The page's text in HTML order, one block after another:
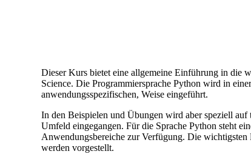
Dieser Kurs bietet eine allgemeine Einführung in die
Science. Die Programmiersprache Python wird in
anwendungsspezifischen, Weise eingeführt.
In den Beispielen und Übungen wird aber speziell
Umfeld eingegangen. Für die Sprache Python steht
Anwendungsbereiche zur Verfügung. Die wichtigsten
werden vorgestellt.